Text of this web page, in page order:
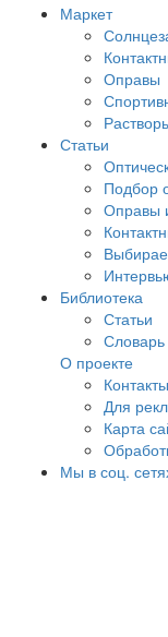
Маркет
Оправы
Статьи
Подбор
Оправы
Библиотека
Статьи
Словарь
О проекте
Контакты
Для
Карта
Мы в соц.